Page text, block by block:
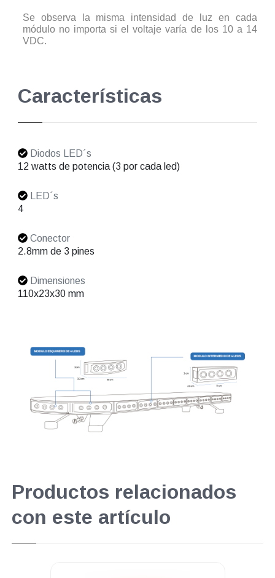
Se observa la misma intensidad de luz en cada
módulo no importa si el voltaje varía de los 10 a 14
VDC.
Características
Diodos LED´s
12 watts de potencia (3 por cada led)
LED´s
4
Conector
2.8mm de 3 pines
Dimensiones
110x23x30 mm
Productos relacionados
con este artículo